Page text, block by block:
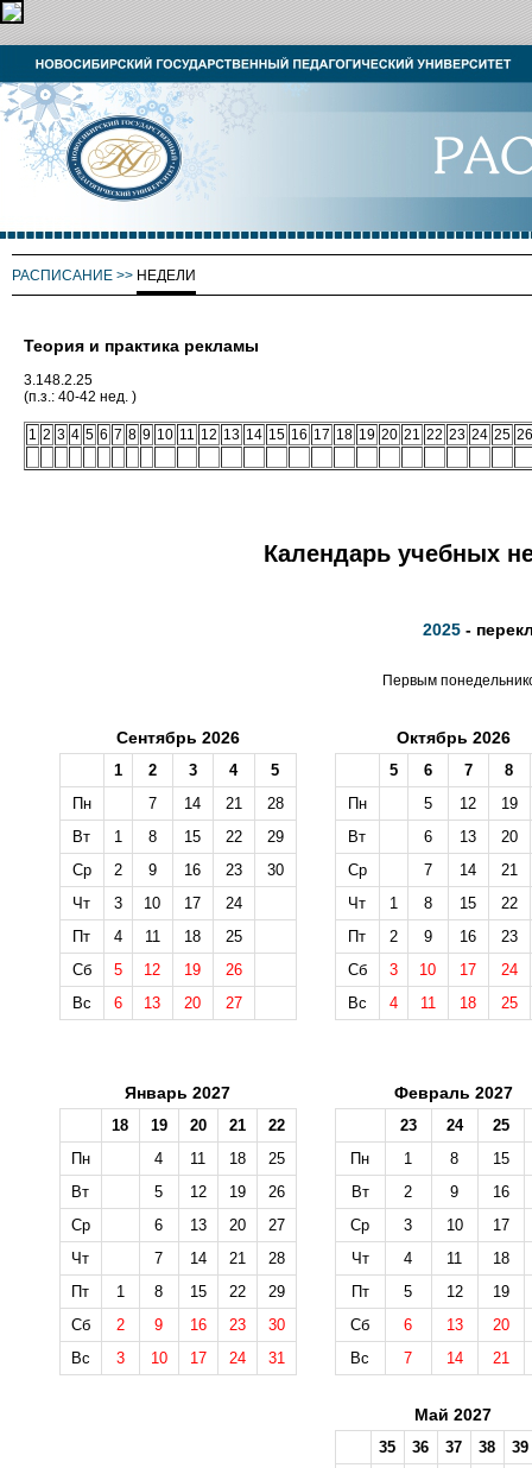
РАСПИСАНИЕ >> НЕДЕЛИ
Теория и практика рекламы
3.148.2.25
(п.з.: 40-42 нед. )
1 2 3 4 5 6 7 8 9 10 11 12 13 14 15 16 17 18 19 20 21 22 23 24 25 26
Календарь учебных
2025 -
Первым
Сентябрь 2026
1 2 3 4
5
Пн
7 14 21
28
Вт
1 8 15 22
29
Ср
2 9 16 23
30
Чт
3 10 17
24
Пт
4 11 18
25
Сб
5 12 19
26
Вс
6 13 20 27
Октябрь 2026
5 6 7
8
Пн
5 12
19
Вт
6 13
20
Ср
7 14
21
Чт
1 8 15
22
Пт
2 9 16
23
Сб
3 10 17
24
Вс
4 11 18 25
Январь 2027
18 19 20 21
22
Пн
4 11 18
25
Вт
5 12 19
26
Ср
6 13 20
27
Чт
7 14 21
28
Пт
1 8 15 22
29
Сб
2 9 16 23
30
Вс
3 10 17 24 31
Февраль 2027
23 24
25
Пн
1 8
15
Вт
2 9
16
Ср
3 10
17
Чт
4 11
18
Пт
5 12
19
Сб
6 13
20
Вс
7 14 21
Май 2027
35 36 37 38
39